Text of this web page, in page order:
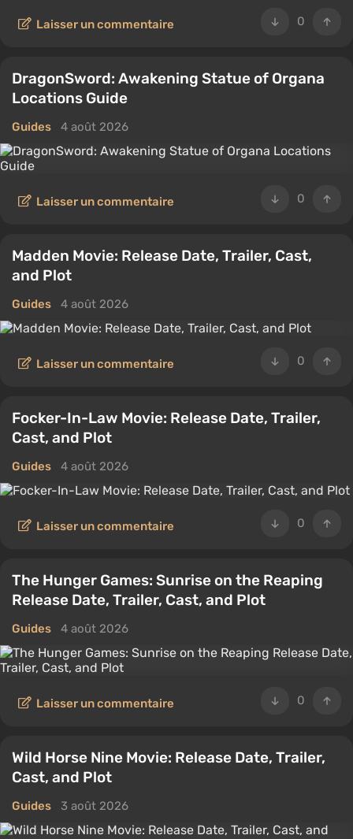
0
Laisser un commentaire
DragonSword: Awakening Statue of Organa
Locations Guide
Guides 4 août 2026
0
Laisser un commentaire
Madden Movie: Release Date, Trailer, Cast,
and Plot
Guides 4 août 2026
0
Laisser un commentaire
Focker-In-Law Movie: Release Date, Trailer,
Cast, and Plot
Guides 4 août 2026
0
Laisser un commentaire
The Hunger Games: Sunrise on the Reaping
Release Date, Trailer, Cast, and Plot
Guides 4 août 2026
0
Laisser un commentaire
Wild Horse Nine Movie: Release Date, Trailer,
Cast, and Plot
Guides 3 août 2026